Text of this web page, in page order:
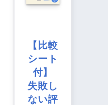
【比較
シート
付】
失敗し
ない評